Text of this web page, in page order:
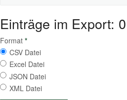
Einträge im Export: 0
Format *
CSV Datei
Excel Datei
JSON Datei
XML Datei